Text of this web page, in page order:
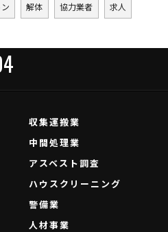
解体 協力業者 求人
収集運搬業
中間処理業
アスベスト調査
ハウスクリーニング
警備業
人材事業